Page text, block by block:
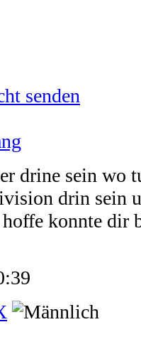
drine sein wo
drin sein
konnte dir